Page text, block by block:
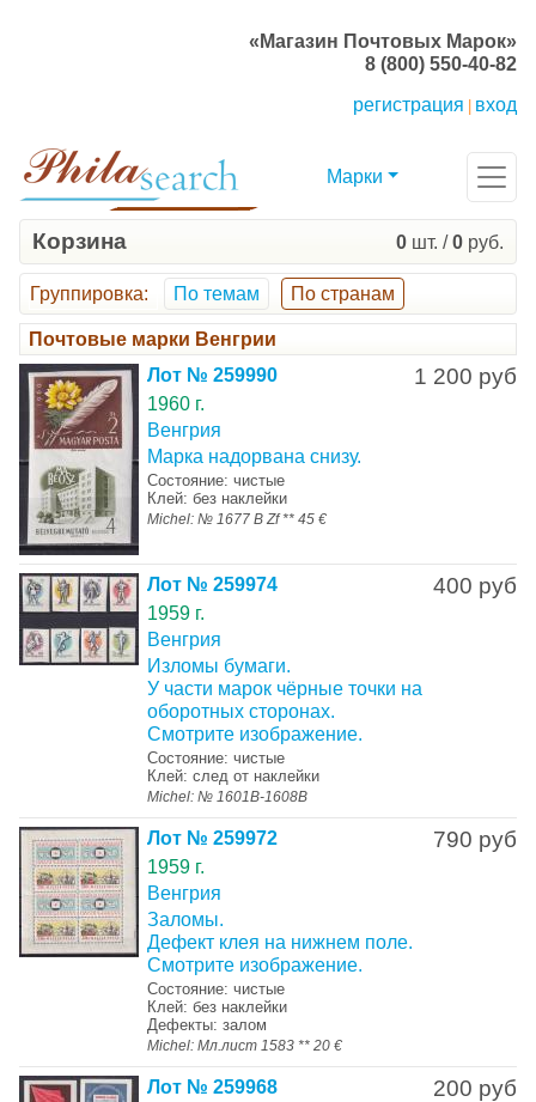
«Магазин Почтовых Марок»
8 (800) 550-40-82
регистрация
вход
Марки
Корзина 0 шт. /0 руб.
Группировка: По темам По странам
Почтовые марки Венгрии
1 200 руб
Лот № 259990
1960 г.
Венгрия
Марка надорвана снизу.
Состояние: чистые
Клей: без наклейки
Michel: № 1677 B Zf ** 45 €
400 руб
Лот № 259974
1959 г.
Венгрия
Изломы бумаги.
У части марок чёрные точки на
оборотных сторонах.
Смотрите изображение.
Состояние: чистые
Клей: след от наклейки
Michel: № 1601B-1608B
790 руб
Лот № 259972
1959 г.
Венгрия
Заломы.
Дефект клея на нижнем поле.
Смотрите изображение.
Состояние: чистые
Клей: без наклейки
Дефекты: залом
Michel: Мл.лист 1583 ** 20 €
200 руб
Лот № 259968